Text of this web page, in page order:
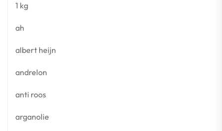
1 kg
ah
albert heijn
andrelon
anti roos
arganolie